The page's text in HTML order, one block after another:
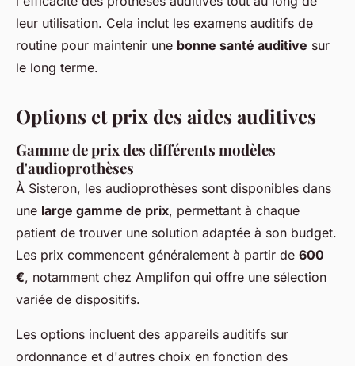
leur utilisation. Cela inclut les examens auditifs de
routine pour maintenir une bonne santé auditive sur
le long terme.
Options et prix des aides auditives
Gamme de prix des différents modèles
d'audioprothèses
À Sisteron, les audioprothèses sont disponibles dans
une large gamme de prix, permettant à chaque
patient de trouver une solution adaptée à son budget.
Les prix commencent généralement à partir de 600
€, notamment chez Amplifon qui offre une sélection
variée de dispositifs.
Les options incluent des appareils auditifs sur
ordonnance et d'autres choix en fonction des